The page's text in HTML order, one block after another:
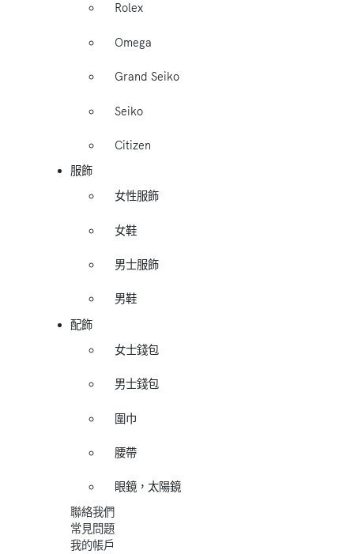
Rolex
Omega
Grand Seiko
Seiko
Citizen
服飾
女性服飾
女鞋
男士服飾
男鞋
配飾
女士錢包
男士錢包
圍巾
腰帶
眼鏡，太陽鏡
聯絡我們
常見問題
我的帳戶